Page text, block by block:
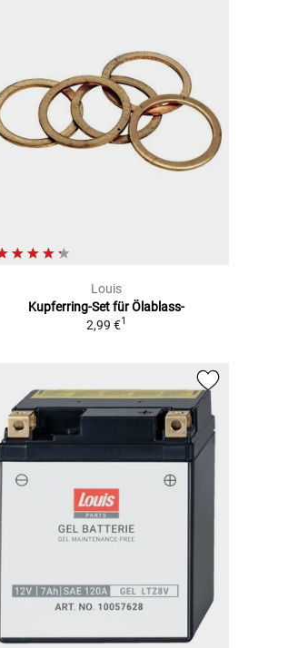
Louis
Kupferring-Set für Ölablass-
2,99 €1